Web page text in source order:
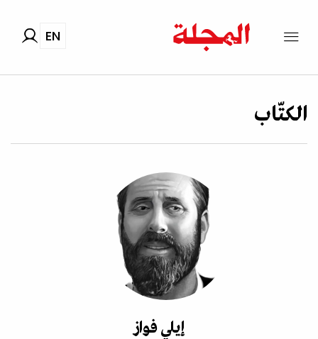
EN
الكتّاب
إيلي فواز